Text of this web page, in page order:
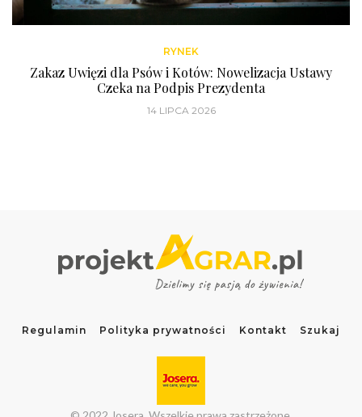
RYNEK
Zakaz Uwięzi dla Psów i Kotów: Nowelizacja Ustawy
Czeka na Podpis Prezydenta
14 LIPCA 2026
Regulamin Polityka prywatności Kontakt Szukaj